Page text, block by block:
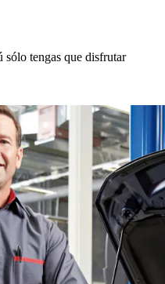
sólo tengas que disfrutar